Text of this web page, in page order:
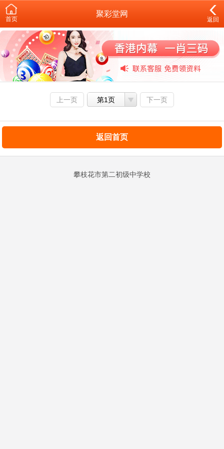
首页
聚彩堂网
返回
上一页 第1页 下一页
返回首页
攀枝花市第二初级中学校